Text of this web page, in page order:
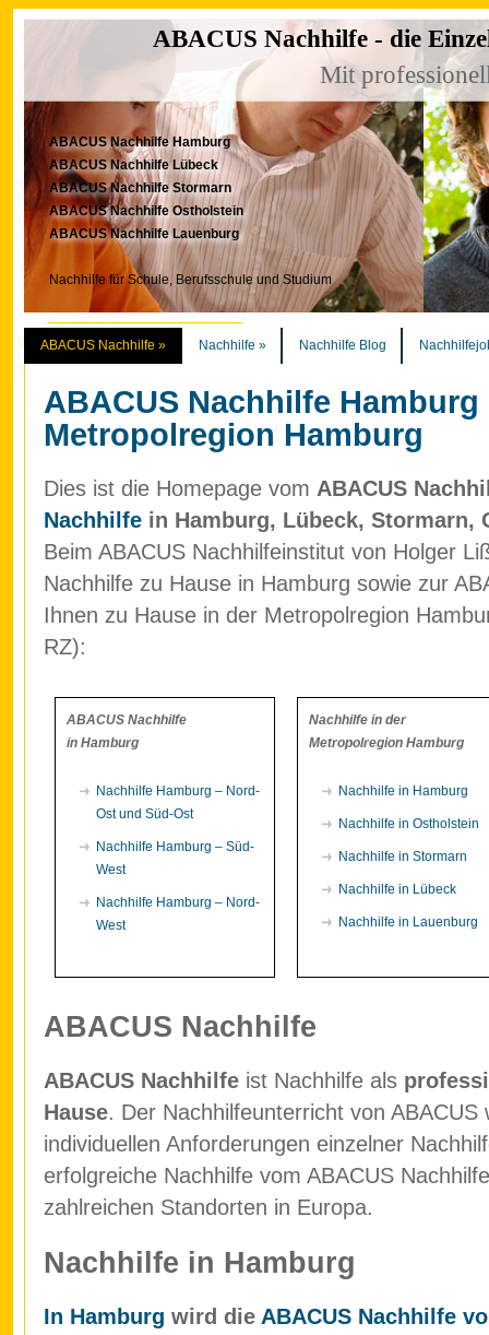
ABACUS Nachhilfe - die
Mit
ABACUS Nachhilfe Hamburg
ABACUS Nachhilfe Lübeck
ABACUS Nachhilfe Stormarn
ABACUS Nachhilfe Ostholstein
ABACUS Nachhilfe Lauenburg
Nachhilfe für Schule, Berufsschule und Studium
ABACUS Nachhilfe » Nachhilfe » Nachhilfe Blog
ABACUS Nachhilfe Hamburg
Metropolregion Hamburg
Dies ist die Homepage vom ABACUS
Nachhilfe in Hamburg, Lübeck, Stormarn,
Beim ABACUS Nachhilfeinstitut von Holger
Nachhilfe zu Hause in Hamburg sowie zur
Ihnen zu Hause in der Metropolregion
RZ):
ABACUS Nachhilfe
in Hamburg
Nachhilfe Hamburg – Nord-
Ost und Süd-Ost
Nachhilfe Hamburg – Süd-
West
Nachhilfe Hamburg – Nord-
West
Nachhilfe in der
Metropolregion Hamburg
Nachhilfe in Hamburg
Nachhilfe in Ostholstein
Nachhilfe in Stormarn
Nachhilfe in Lübeck
Nachhilfe in Lauenburg
ABACUS Nachhilfe
ABACUS Nachhilfe ist Nachhilfe als
Hause. Der Nachhilfeunterricht von
individuellen Anforderungen einzelner
erfolgreiche Nachhilfe vom ABACUS
zahlreichen Standorten in Europa.
Nachhilfe in Hamburg
In Hamburg wird die ABACUS Nachhilfe